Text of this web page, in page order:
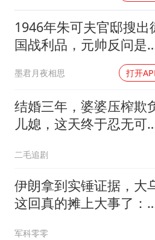
1946年朱可夫官邸搜出
国战利品，元帅反问是
墨君月夜相思 打开
结婚三年，婆婆压榨欺
儿媳，这天终于忍无可
二毛追剧
伊朗拿到实锤证据，大
这回真的摊上大事了：
军科零零